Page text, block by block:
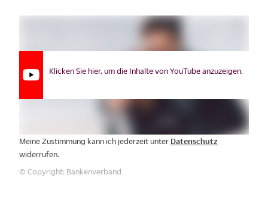
Klicken Sie hier, um die Inhalte von YouTube anzuzeigen.
Meine Zustimmung kann ich jederzeit unter Datenschutz
widerrufen.
© Copyright: Bankenverband